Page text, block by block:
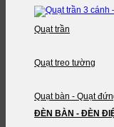
Quạt trần
Quạt treo tường
Quạt bàn - Quạt
ĐÈN BÀN - ĐÈN